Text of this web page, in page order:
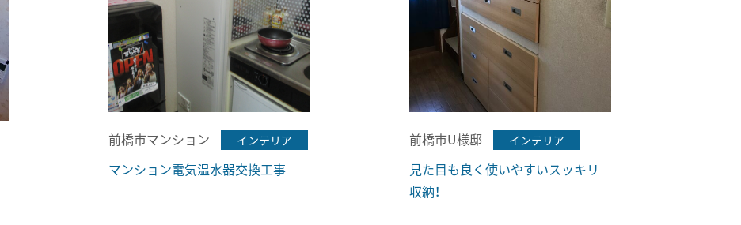
前橋市マンション インテリア
マンション電気温水器交換工事
前橋市U様邸 インテリア
見た目も良く使いやすいスッキリ
収納！